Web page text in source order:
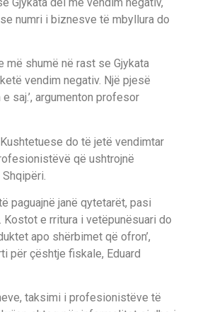
numri i biznesve të mbyllura do
më shumë në rast se Gjykata
vendim negativ. Një pjesë
saj.’, argumenton profesor
do të jetë vendimtar
që ushtrojnë
paguajnë janë qytetarët, pasi
e rritura i vetëpunësuari do
apo shërbimet që ofron’,
për çështje fiskale, Eduard
taksimi i profesionistëve të